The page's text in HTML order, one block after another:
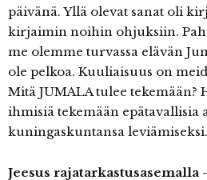
päivänä. Yllä olevat sanat oli
kirjaimin noihin ohjuksiin.
me olemme turvassa elävän
ole pelkoa. Kuuliaisuus on
Mitä JUMALA tulee tekemään?
ihmisiä tekemään epätavallisia
kuningaskuntansa leviämiseksi.
Jeesus